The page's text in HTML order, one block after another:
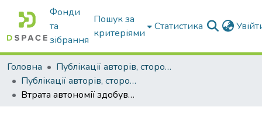
Фонди
та
зібрання
Пошук за
критеріями
Статистика
Головна
Публікації авторів, сторонніх університету
Публікації авторів, сторонніх університету
Втрата автономії здобувачів вищої освіти в умовах алгоритмізації цифрового простору: студент як об’єкт і суб’єкт впливу